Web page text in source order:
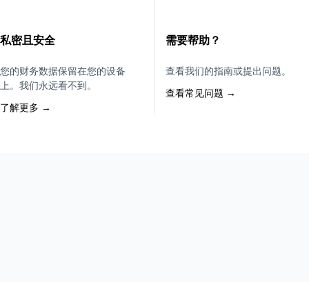
私密且安全
您的财务数据保留在您的设备
上。我们永远看不到。
了解更多 →
需要帮助？
查看我们的指南或提出问题。
查看常见问题 →